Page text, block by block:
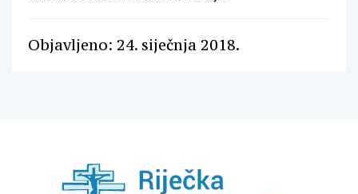
Objavljeno: 24. siječnja 2018.